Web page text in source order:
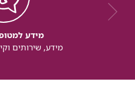
מידע
מידע, שירותים